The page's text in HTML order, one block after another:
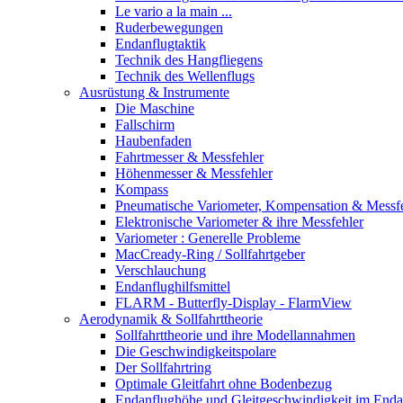
Le vario a la main ...
Ruderbewegungen
Endanflugtaktik
Technik des Hangfliegens
Technik des Wellenflugs
Ausrüstung & Instrumente
Die Maschine
Fallschirm
Haubenfaden
Fahrtmesser & Messfehler
Höhenmesser & Messfehler
Kompass
Pneumatische Variometer, Kompensation &
Elektronische Variometer & ihre Messfehler
Variometer : Generelle Probleme
MacCready-Ring / Sollfahrtgeber
Verschlauchung
Endanflughilfsmittel
FLARM - Butterfly-Display - FlarmView
Aerodynamik & Sollfahrttheorie
Sollfahrttheorie und ihre Modellannahmen
Die Geschwindigkeitspolare
Der Sollfahrtring
Optimale Gleitfahrt ohne Bodenbezug
Endanflughöhe und Gleitgeschwindigkeit im